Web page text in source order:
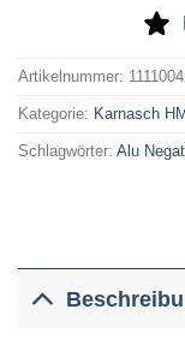
Artikelnummer:
Kategorie: Karnasch
Schlagwörter: Alu